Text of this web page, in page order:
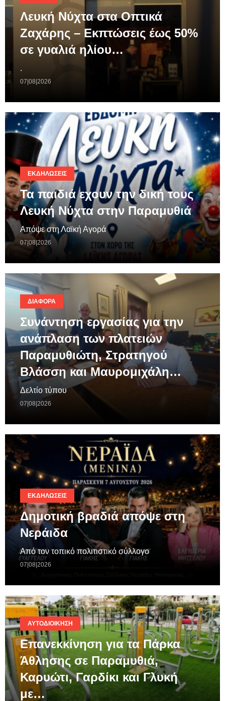
Λευκή Νύχτα στα Οπτικά
Ζαχάρης – Εκπτώσεις έως 50%
σε γυαλιά ηλίου…
.
07|08|2026
ΕΚΔΗΛΏΣΕΙΣ
Τα παιδιά εχουν την δική τους
Λευκή Νύχτα στην Παραμυθιά
Απόψε στη Λαϊκή Αγορά
07|08|2026
ΔΙΆΦΟΡΑ
Συνάντηση εργασίας για την
ανάπλαση των πλατειών
Παραμυθιώτη, Στρατηγού
Βλάσση και Μαυρομιχάλη…
Δελτίο τύπου
07|08|2026
ΕΚΔΗΛΏΣΕΙΣ
Δημοτική βραδιά απόψε στη
Νεράιδα
Από τον τοπικό πολιτιστικό σύλλογο
07|08|2026
ΑΥΤΟΔΙΟΊΚΗΣΗ
Επανεκκίνηση για τα Πάρκα
Άθλησης σε Παραμυθιά,
Καρυώτι, Γαρδίκι και Γλυκή
με…